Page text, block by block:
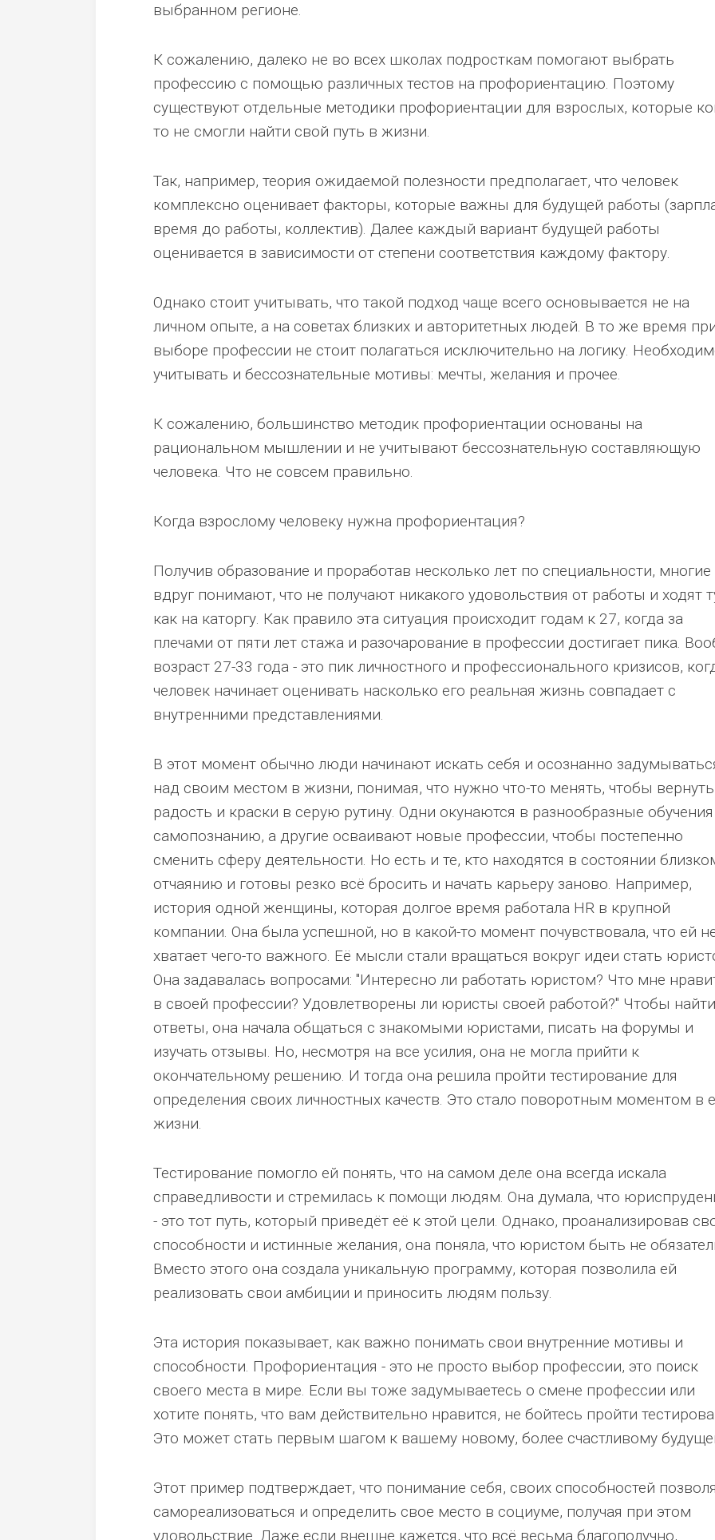
выбранном регионе.
К сожалению, далеко не во всех школах подросткам помогают выбрать
профессию с помощью различных тестов на профориентацию. Поэтому
существуют отдельные методики профориентации для взрослых, которые
то не смогли найти свой путь в жизни.
Так, например, теория ожидаемой полезности предполагает, что человек
комплексно оценивает факторы, которые важны для будущей работы
время до работы, коллектив). Далее каждый вариант будущей работы
оценивается в зависимости от степени соответствия каждому фактору.
Однако стоит учитывать, что такой подход чаще всего основывается не на
личном опыте, а на советах близких и авторитетных людей. В то же время
выборе профессии не стоит полагаться исключительно на логику.
учитывать и бессознательные мотивы: мечты, желания и прочее.
К сожалению, большинство методик профориентации основаны на
рациональном мышлении и не учитывают бессознательную составляющую
человека. Что не совсем правильно.
Когда взрослому человеку нужна профориентация?
Получив образование и проработав несколько лет по специальности, многие
вдруг понимают, что не получают никакого удовольствия от работы и ходят
как на каторгу. Как правило эта ситуация происходит годам к 27, когда за
плечами от пяти лет стажа и разочарование в профессии достигает пика.
возраст 27-33 года - это пик личностного и профессионального кризисов,
человек начинает оценивать насколько его реальная жизнь совпадает с
внутренними представлениями.
В этот момент обычно люди начинают искать себя и осознанно
над своим местом в жизни, понимая, что нужно что-то менять, чтобы вернуть
радость и краски в серую рутину. Одни окунаются в разнообразные
самопознанию, а другие осваивают новые профессии, чтобы постепенно
сменить сферу деятельности. Но есть и те, кто находятся в состоянии
отчаянию и готовы резко всё бросить и начать карьеру заново. Например,
история одной женщины, которая долгое время работала HR в крупной
компании. Она была успешной, но в какой-то момент почувствовала, что ей
хватает чего-то важного. Её мысли стали вращаться вокруг идеи стать
Она задавалась вопросами: "Интересно ли работать юристом? Что мне
в своей профессии? Удовлетворены ли юристы своей работой?" Чтобы найти
ответы, она начала общаться с знакомыми юристами, писать на форумы и
изучать отзывы. Но, несмотря на все усилия, она не могла прийти к
окончательному решению. И тогда она решила пройти тестирование для
определения своих личностных качеств. Это стало поворотным моментом в
жизни.
Тестирование помогло ей понять, что на самом деле она всегда искала
справедливости и стремилась к помощи людям. Она думала, что
- это тот путь, который приведёт её к этой цели. Однако, проанализировав
способности и истинные желания, она поняла, что юристом быть не
Вместо этого она создала уникальную программу, которая позволила ей
реализовать свои амбиции и приносить людям пользу.
Эта история показывает, как важно понимать свои внутренние мотивы и
способности. Профориентация - это не просто выбор профессии, это поиск
своего места в мире. Если вы тоже задумываетесь о смене профессии или
хотите понять, что вам действительно нравится, не бойтесь пройти
Это может стать первым шагом к вашему новому, более счастливому
Этот пример подтверждает, что понимание себя, своих способностей
самореализоваться и определить свое место в социуме, получая при этом
удовольствие. Даже если внешне кажется, что всё весьма благополучно,